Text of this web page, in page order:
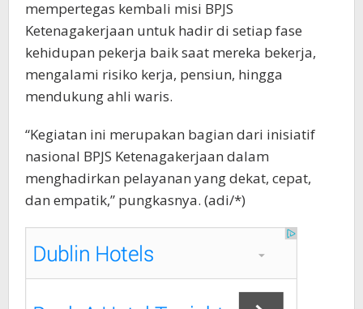
mempertegas kembali misi BPJS
Ketenagakerjaan untuk hadir di setiap fase
kehidupan pekerja baik saat mereka bekerja,
mengalami risiko kerja, pensiun, hingga
mendukung ahli waris.
“Kegiatan ini merupakan bagian dari inisiatif
nasional BPJS Ketenagakerjaan dalam
menghadirkan pelayanan yang dekat, cepat,
dan empatik,” pungkasnya. (adi/*)